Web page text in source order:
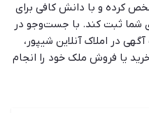
کرده و با دانش کافی برای
شما ثبت کند. با جست‌وجو در
در املاک آنلاین شیپور،
یا فروش ملک خود را انجام